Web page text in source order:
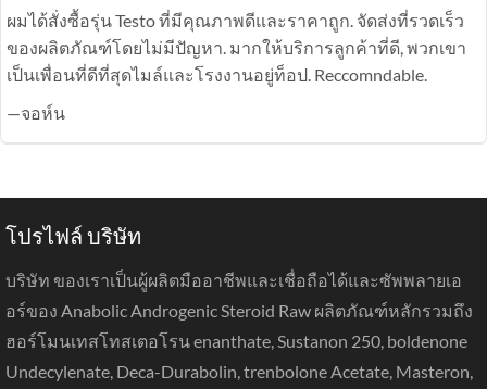
ผมได้สั่งซื้อรุ่น Testo ที่มีคุณภาพดีและราคาถูก. จัดส่งที่รวดเร็ว
ของผลิตภัณฑ์โดยไม่มีปัญหา. มากให้บริการลูกค้าที่ดี, พวกเขา
เป็นเพื่อนที่ดีที่สุดไมล์และโรงงานอยู่ท็อป. Reccomndable.
—จอห์น
โปรไฟล์ บริษัท
บริษัท ของเราเป็นผู้ผลิตมืออาชีพและเชื่อถือได้และซัพพลายเอ
อร์ของ Anabolic Androgenic Steroid Raw ผลิตภัณฑ์หลักรวมถึง
ฮอร์โมนเทสโทสเตอโรน enanthate, Sustanon 250, boldenone
Undecylenate, Deca-Durabolin, trenbolone Acetate, Masteron,